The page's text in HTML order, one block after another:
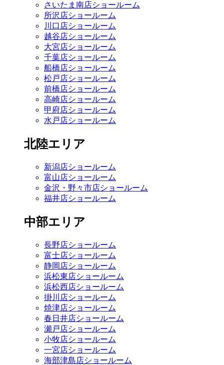
さいたま南店ショールーム
所沢店ショールーム
川口店ショールーム
越谷店ショールーム
大宮店ショールーム
千葉店ショールーム
船橋店ショールーム
松戸店ショールーム
前橋店ショールーム
高崎店ショールーム
甲府店ショールーム
水戸店ショールーム
北陸エリア
新潟店ショールーム
富山店ショールーム
金沢・野々市店ショールーム
福井店ショールーム
中部エリア
長野店ショールーム
富士店ショールーム
静岡店ショールーム
浜松東店ショールーム
浜松西店ショールーム
掛川店ショールーム
焼津店ショールーム
春日井店ショールーム
瀬戸店ショールーム
小牧店ショールーム
一宮店ショールーム
海部津島店ショールーム